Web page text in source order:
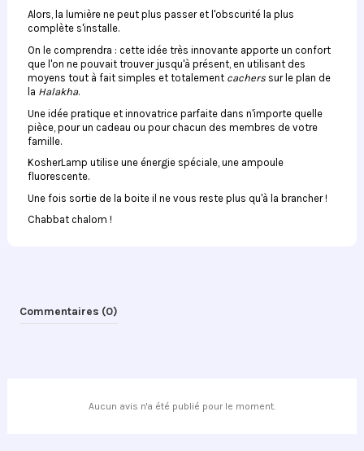
Alors, la lumière ne peut plus passer et l'obscurité la plus
complète s'installe.
On le comprendra : cette idée très innovante apporte un confort
que l'on ne pouvait trouver jusqu'à présent, en utilisant des
moyens tout à fait simples et totalement cachers sur le plan de
la Halakha.
Une idée pratique et innovatrice parfaite dans n'importe quelle
pièce, pour un cadeau ou pour chacun des membres de votre
famille.
KosherLamp utilise une énergie spéciale, une ampoule
fluorescente.
Une fois sortie de la boite il ne vous reste plus qu'à la brancher !
Chabbat chalom !
Commentaires (0)
Aucun avis n'a été publié pour le moment.